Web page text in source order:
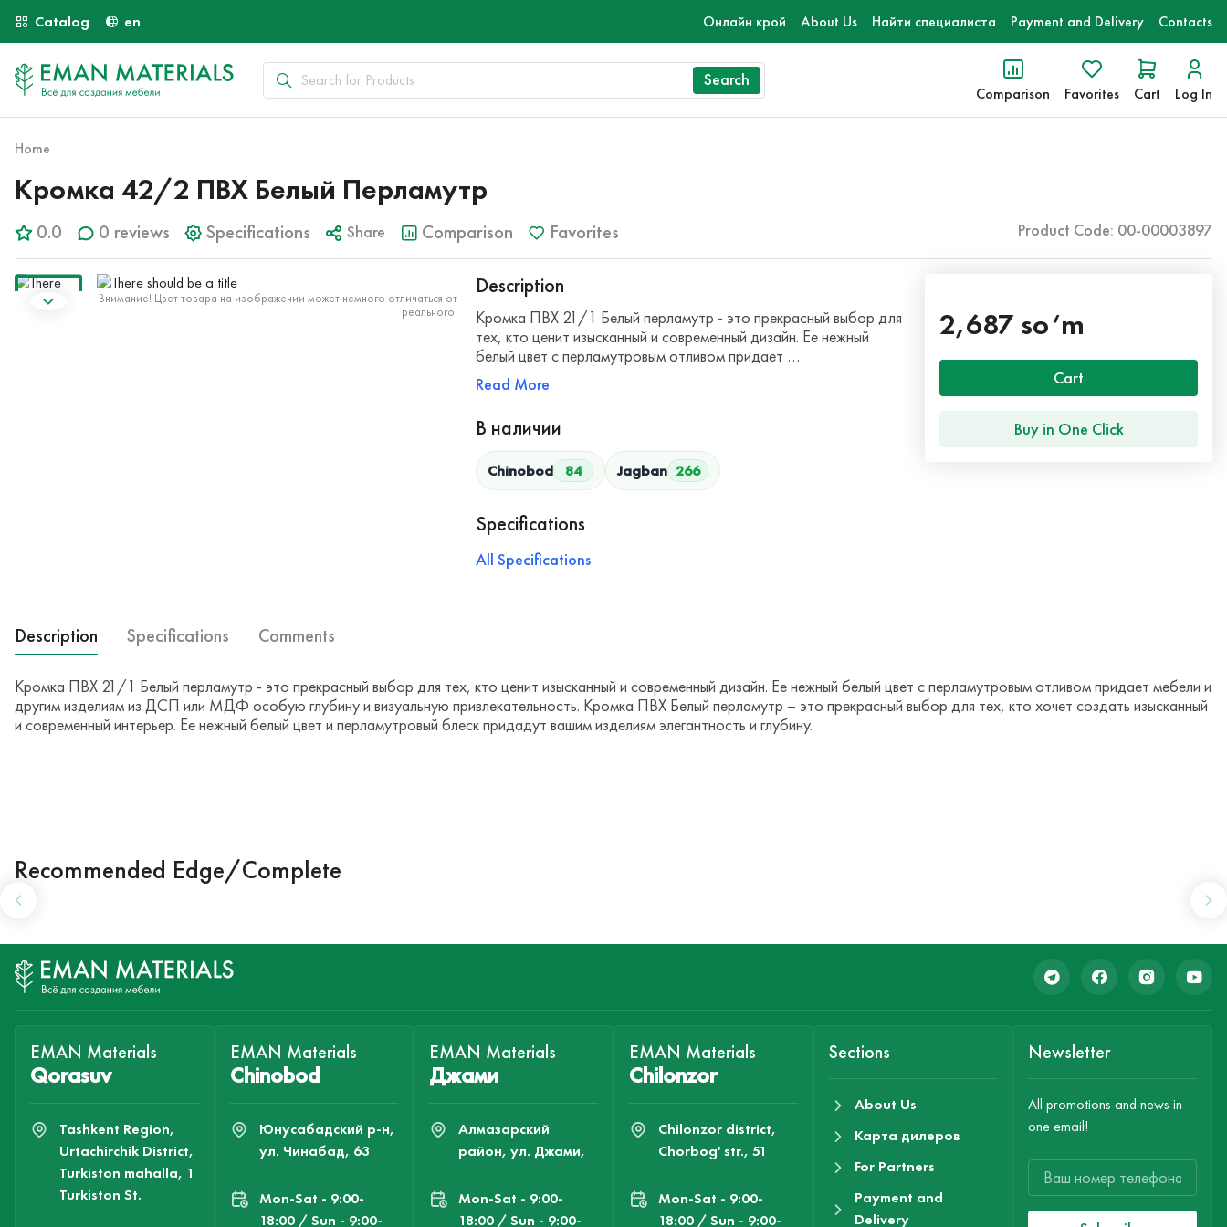
Catalog en Онлайн крой About Us Найти специалиста Payment and Delivery Contacts
Search
Comparison Favorites Cart Log In
Home
Кромка 42/2 ПВХ Белый Перламутр
0.0 0 reviews Specifications Share Comparison Favorites Product Code: 00-00003897
Внимание! Цвет товара на изображении может немного отличаться от
реального.
Description
Кромка ПВХ 21/1 Белый перламутр - это прекрасный выбор для
тех, кто ценит изысканный и современный дизайн. Ее нежный
белый цвет с перламутровым отливом придает …
Read More
В наличии
Chinobod 84 Jagban 266
Specifications
All Specifications
2,687 so‘m
Cart
Buy in One Click
Description Specifications Comments
Кромка ПВХ 21/1 Белый перламутр - это прекрасный выбор для тех, кто ценит изысканный и современный дизайн. Ее нежный белый цвет с перламутровым отливом придает мебели и
другим изделиям из ДСП или МДФ особую глубину и визуальную привлекательность. Кромка ПВХ Белый перламутр – это прекрасный выбор для тех, кто хочет создать изысканный
и современный интерьер. Ее нежный белый цвет и перламутровый блеск придадут вашим изделиям элегантность и глубину.
Recommended Edge/Complete
EMAN Materials
Qorasuv
Tashkent Region,
Urtachirchik District,
Turkiston mahalla, 1
Turkiston St.
EMAN Materials
Chinobod
Юнусабадский р-н,
ул. Чинабад, 63
Mon-Sat - 9:00-
18:00 / Sun - 9:00-
EMAN Materials
Джами
Алмазарский
район, ул. Джами,
Mon-Sat - 9:00-
18:00 / Sun - 9:00-
EMAN Materials
Chilonzor
Chilonzor district,
Chorbog' str., 51
Mon-Sat - 9:00-
18:00 / Sun - 9:00-
Sections
About Us
Карта дилеров
For Partners
Payment and
Delivery
Newsletter
All promotions and news in
one email!